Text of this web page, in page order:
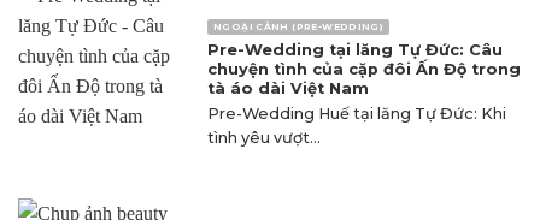
NGOẠI CẢNH (PRE-WEDDING)
Pre-Wedding tại lăng Tự Đức: Câu
chuyện tình của cặp đôi Ấn Độ trong
tà áo dài Việt Nam
Pre-Wedding Huế tại lăng Tự Đức: Khi
tình yêu vượt...